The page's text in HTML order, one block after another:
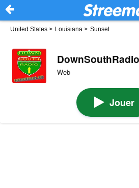
United States > Louisiana > Sunset
DownSouthRadio
Web
Jouer